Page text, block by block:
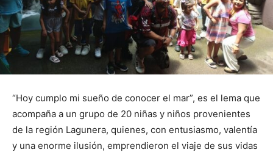
“Hoy cumplo mi sueño de conocer el mar”, es el lema que
acompaña a un grupo de 20 niñas y niños provenientes
de la región Lagunera, quienes, con entusiasmo, valentía
y una enorme ilusión, emprendieron el viaje de sus vidas